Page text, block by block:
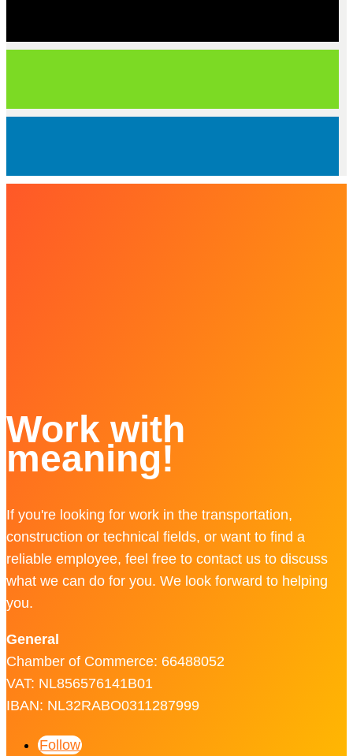
Work with
meaning!
If you're looking for work in the transportation,
construction or technical fields, or want to find a
reliable employee, feel free to contact us to discuss
what we can do for you. We look forward to helping
you.
General
Chamber of Commerce: 66488052
VAT: NL856576141B01
IBAN: NL32RABO0311287999
Follow